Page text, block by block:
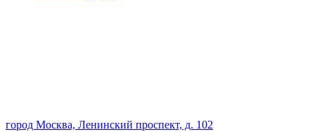
город Москва, Ленинский проспект, д. 102